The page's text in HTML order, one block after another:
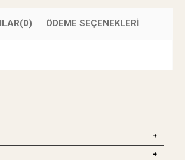
(0) ÖDEME SEÇENEKLERI